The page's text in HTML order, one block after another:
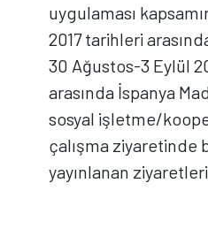
uygulaması
2017 tarihleri
30 Ağustos-3 Eylül
arasında İspanya
sosyal işletme/
çalışma ziyaretinde
yayınlanan